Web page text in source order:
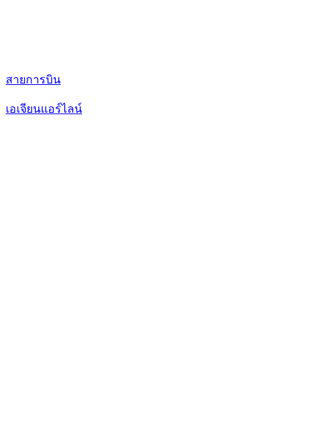
สายการบิน
เอเจียนแอร์ไลน์